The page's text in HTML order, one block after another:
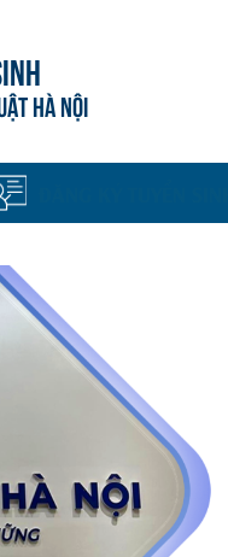
HÀ NỘI